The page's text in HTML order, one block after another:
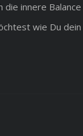
die innere
wie Du dein